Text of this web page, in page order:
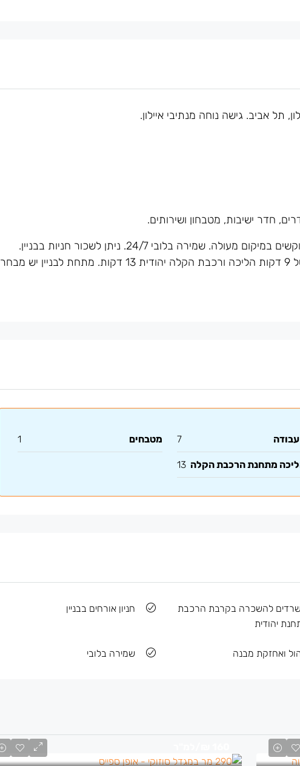
תל אביב. גישה נוחה מנתיבי איילון.
מגדלי אלון הם מגדלי משרדיים מבוקשים במיקום מעולה. שמירה בלובי 24/7. ניתן לשכור חניות בבניין.
שפע תחבורה ציבורית, רכבת השלום במרחק של 9 דקות הליכה ורכבת הקלה יהודית 13 דקות. מתחת לבניין יש מבחר
7 מטבחים 1
מתחנת הרכבת הקלה 13
להשכרה בקרבת הרכבת
יהודית
חניון אורחים בבניין
ואחזקת מבנה שמירה בלובי